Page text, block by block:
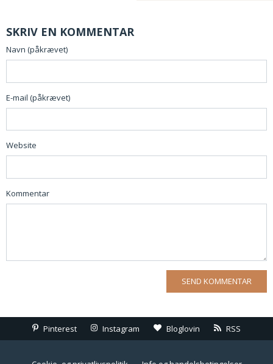
SKRIV EN KOMMENTAR
Navn (påkrævet)
E-mail (påkrævet)
Website
Kommentar
Pinterest Instagram Bloglovin RSS